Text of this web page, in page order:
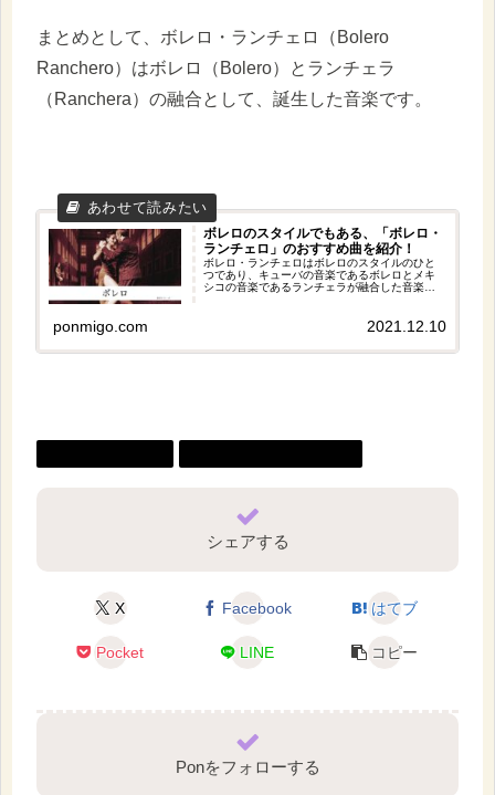
まとめとして、ボレロ・ランチェロ（Bolero
Ranchero）はボレロ（Bolero）とランチェラ
（Ranchera）の融合として、誕生した音楽です。
ボレロのスタイルでもある、「ボレロ・
ランチェロ」のおすすめ曲を紹介！
ボレロ・ランチェロはボレロのスタイルのひと
つであり、キューバの音楽であるボレロとメキ
シコの音楽であるランチェラが融合した音楽だ
も落ち着いた雰囲気がありおすすめです！是非
ponmigo.com 2021.12.10
シェアする
X Facebook はてブ
Pocket LINE コピー
Ponをフォローする